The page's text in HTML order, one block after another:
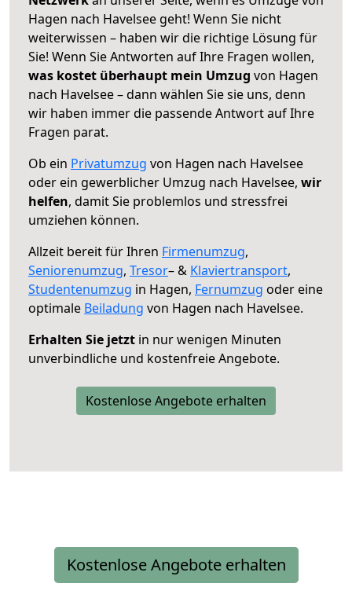
Hagen nach Havelsee geht! Wenn Sie nicht
weiterwissen – haben wir die richtige Lösung für
Sie! Wenn Sie Antworten auf Ihre Fragen wollen,
was kostet überhaupt mein Umzug von Hagen
nach Havelsee – dann wählen Sie sie uns, denn
wir haben immer die passende Antwort auf Ihre
Fragen parat.
Ob ein Privatumzug von Hagen nach Havelsee
oder ein gewerblicher Umzug nach Havelsee, wir
helfen, damit Sie problemlos und stressfrei
umziehen können.
Allzeit bereit für Ihren Firmenumzug,
Seniorenumzug, Tresor– & Klaviertransport,
Studentenumzug in Hagen, Fernumzug oder eine
optimale Beiladung von Hagen nach Havelsee.
Erhalten Sie jetzt in nur wenigen Minuten
unverbindliche und kostenfreie Angebote.
Kostenlose Angebote erhalten
Kostenlose Angebote erhalten